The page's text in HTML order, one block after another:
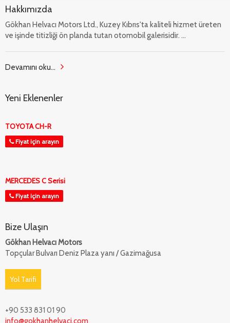
Hakkımızda
Gökhan Helvacı Motors Ltd., Kuzey Kıbrıs'ta kaliteli hizmet üreten
ve işinde titizliği ön planda tutan otomobil galerisidir. ...
Devamını oku...
Yeni Eklenenler
TOYOTA CH-R
Fiyat için arayın
MERCEDES C Serisi
Fiyat için arayın
Bize Ulaşın
Gökhan Helvacı Motors
Topçular Bulvarı Deniz Plaza yanı / Gazimağusa
Yol Tarifi
+90 533 831 01 90
info@gokhanhelvaci.com